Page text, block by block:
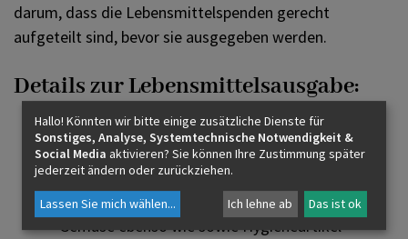
darum, dass die Lebensmittelspenden gerecht
aufgeteilt sind, bevor sie ausgegeben werden.
Details zur Lebensmittelsausgabe:
Wann:Jeden Freitag von 13 bis 15:00 Uhr
Wo:Bei der Pfarre Herrnau
Was:Lebensmitteln wie Brot, Mehl, Obst und
Gemüse ebenso wie sowie Hygieneartikel
Hallo! Könnten wir bitte einige zusätzliche Dienste für
Sonstiges, Analyse, Systemtechnische Notwendigkeit &
Social Media aktivieren? Sie können Ihre Zustimmung später
jederzeit ändern oder zurückziehen.
Lassen Sie mich wählen... Ich lehne ab Das ist ok